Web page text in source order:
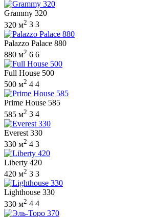
Grammy 320
320 м2 3 3
Palazzo Palace 880
880 м2 6 6
Full House 500
500 м2 4 4
Prime House 585
585 м2 3 4
Everest 330
330 м2 4 3
Liberty 420
420 м2 3 3
Lighthouse 330
330 м2 4 4